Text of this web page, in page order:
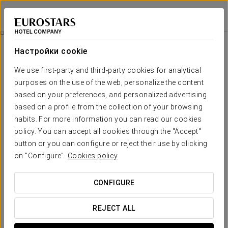
Настройки cookie
We use first-party and third-party cookies for analytical
purposes on the use of the web, personalize the content
based on your preferences, and personalized advertising
based on a profile from the collection of your browsing
habits. For more information you can read our cookies
policy. You can accept all cookies through the "Accept"
button or you can configure or reject their use by clicking
on "Configure". Cookies policy
CONFIGURE
REJECT ALL
Eurostars Florence Boutique
ФЛОРЕНЦИЯ
Специальные Предложения
Специальные Предложения
Pомантический опыт
25€
ПОСМОТРЕТЬ ПРЕДЛОЖЕНИЕ